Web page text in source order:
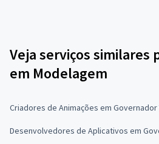
Veja serviços similares
em Modelagem
Criadores de Animações em Governador
Desenvolvedores de Aplicativos em